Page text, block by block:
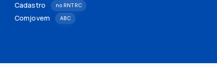
Cadastro no RNTRC
Comjovem ABC